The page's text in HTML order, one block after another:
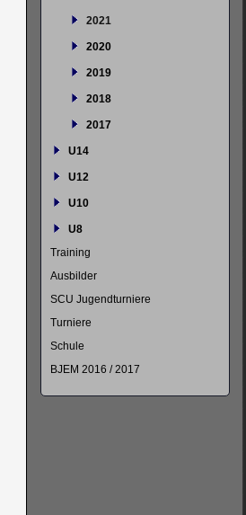
2021
2020
2019
2018
2017
U14
U12
U10
U8
Training
Ausbilder
SCU Jugendturniere
Turniere
Schule
BJEM 2016 / 2017